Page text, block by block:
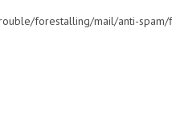
forestalling/mail/anti-